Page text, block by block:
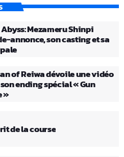
Mezameru Shinpi
annonce, son casting et sa
of Reiwa dévoile une vidéo
ending spécial « Gun
»
de la course